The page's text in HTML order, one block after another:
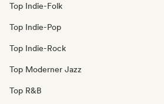
Top Indie-Folk
Top Indie-Pop
Top Indie-Rock
Top Moderner Jazz
Top R&B